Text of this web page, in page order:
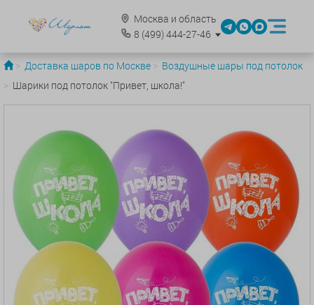
Москва и область
8 (499)444-27-46
Доставка шаров по Москве
Воздушные шары под потолок
Шарики под потолок "Привет, школа!"